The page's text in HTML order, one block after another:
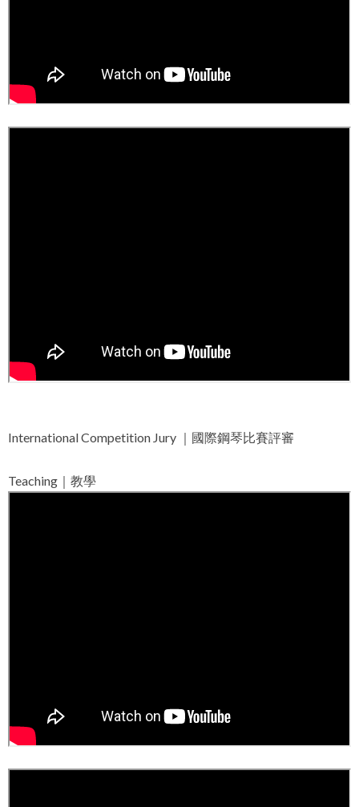
International Competition Jury ｜國際鋼琴比賽評審
Teaching｜教學